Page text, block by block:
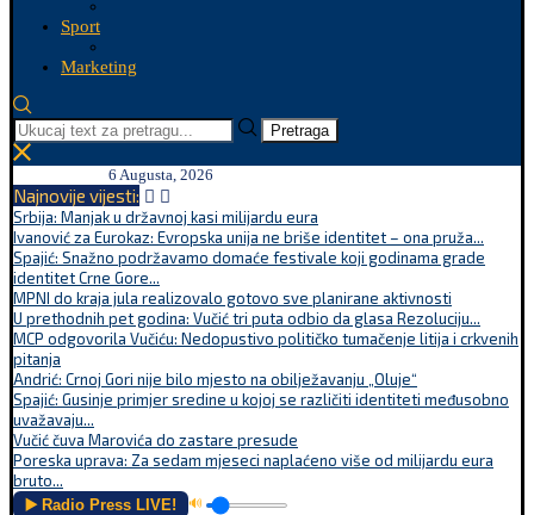
Sport
Marketing
Pretraga
6 Augusta, 2026
Najnovije vijesti:
Srbija: Manjak u državnoj kasi milijardu eura
Ivanović za Eurokaz: Evropska unija ne briše identitet – ona pruža...
Spajić: Snažno podržavamo domaće festivale koji godinama grade
identitet Crne Gore...
MPNI do kraja jula realizovalo gotovo sve planirane aktivnosti
U prethodnih pet godina: Vučić tri puta odbio da glasa Rezoluciju...
MCP odgovorila Vučiću: Nedopustivo političko tumačenje litija i crkvenih
pitanja
Andrić: Crnoj Gori nije bilo mjesto na obilježavanju „Oluje“
Spajić: Gusinje primjer sredine u kojoj se različiti identiteti međusobno
uvažavaju...
Vučić čuva Marovića do zastare presude
Poreska uprava: Za sedam mjeseci naplaćeno više od milijardu eura
bruto...
▶️ Radio Press LIVE! 🔊